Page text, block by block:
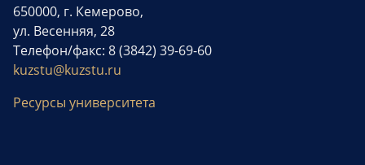
650000, г. Кемерово,
ул. Весенняя, 28
Телефон/факс: 8 (3842) 39-69-60
kuzstu@kuzstu.ru
Ресурсы университета